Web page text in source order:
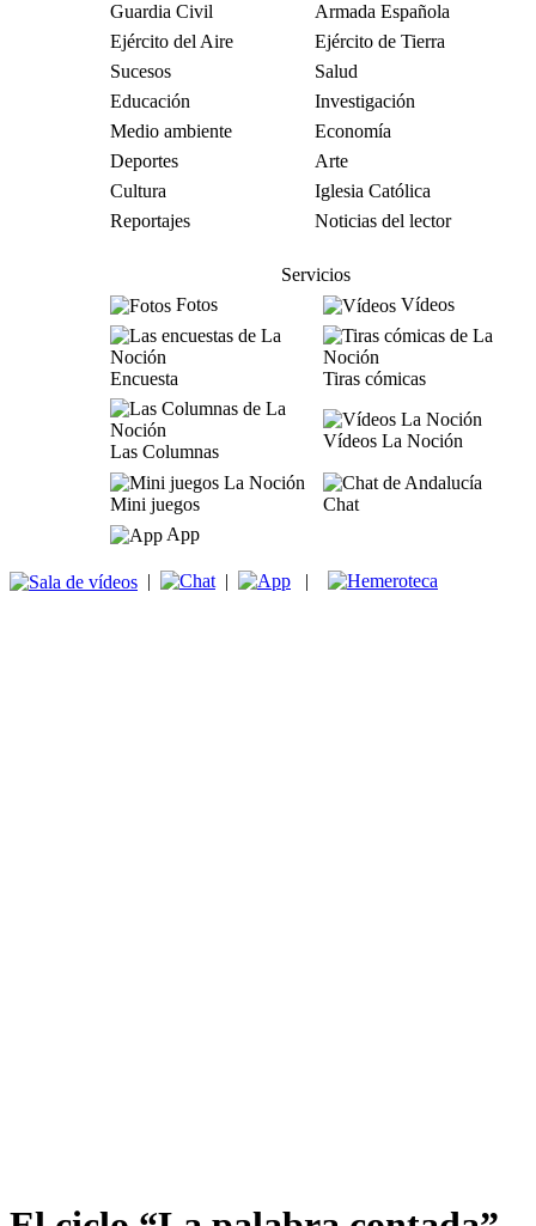
Guardia Civil
Armada Española
Ejército del Aire
Ejército de Tierra
Sucesos
Salud
Educación
Investigación
Medio ambiente
Economía
Deportes
Arte
Cultura
Iglesia Católica
Reportajes
Noticias del lector
Servicios
Fotos
Vídeos
Encuesta Tiras cómicas
Las Columnas
Vídeos La Noción
Mini juegos
Chat
App
| | |